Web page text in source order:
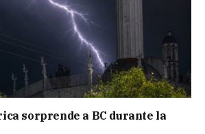
sorprende a BC durante la